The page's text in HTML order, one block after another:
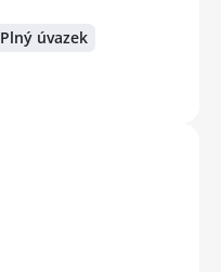
Plný úvazek